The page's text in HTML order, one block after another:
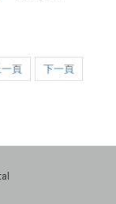
一頁 下一頁